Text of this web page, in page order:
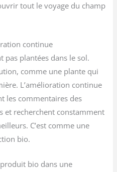
tout le voyage du champ
continue
pas plantées dans le sol.
comme une plante qui
L’amélioration continue
les commentaires des
et recherchent constamment
C’est comme une
bio.
bio dans une